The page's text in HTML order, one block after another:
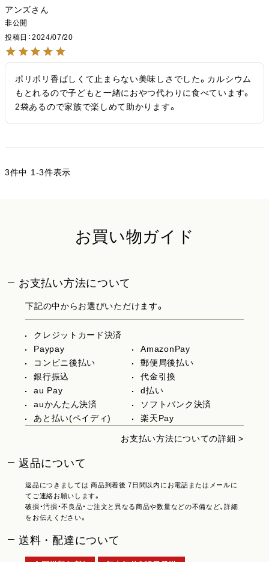
アンズ
非公開
投稿日
2024/07/20
ポリポリ香ばしくて止まらない美味しさでした。カルシウム
もとれるので子どもと一緒におやつ代わりに食べています。
2袋あるので家族で楽しめて助かります。
3件中 1-3件表示
お買い物ガイド
お支払い方法について
下記の中からお選びいただけます。
クレジットカード決済
Paypay
AmazonPay
コンビニ後払い
郵便局後払い
銀行振込
代金引換
au Pay
d払い
auかんたん決済
ソフトバンク決済
あと払い(ペイディ)
楽天Pay
お支払い方法についての詳細 >
返品について
返品につきましては 商品到着後 7日間以内にお電話またはメールに
てご連絡お願いします。
破損・汚損・不良品・ご注文と異なる商品や数量などの不備など、詳細
をお伝えください。
送料・配達について